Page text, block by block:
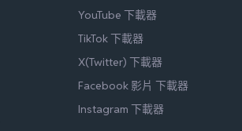
YouTube 下載器
TikTok 下載器
X(Twitter) 下載器
Facebook 影片 下載器
Instagram 下載器